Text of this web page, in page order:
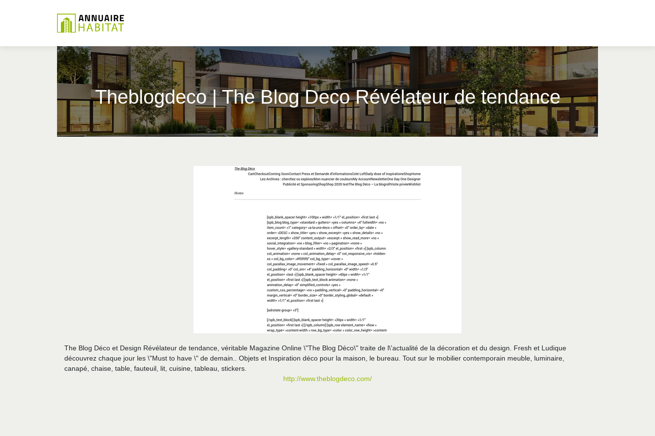
Theblogdeco | The Blog Deco Révélateur de tendance
The Blog Déco et Design Révélateur de tendance, véritable Magazine Online \"The Blog Déco\" traite de l\'actualité de la décoration et du design. Fresh et Ludique
découvrez chaque jour les \"Must to have \" de demain.. Objets et Inspiration déco pour la maison, le bureau. Tout sur le mobilier contemporain meuble, luminaire,
canapé, chaise, table, fauteuil, lit, cuisine, tableau, stickers.
http://www.theblogdeco.com/